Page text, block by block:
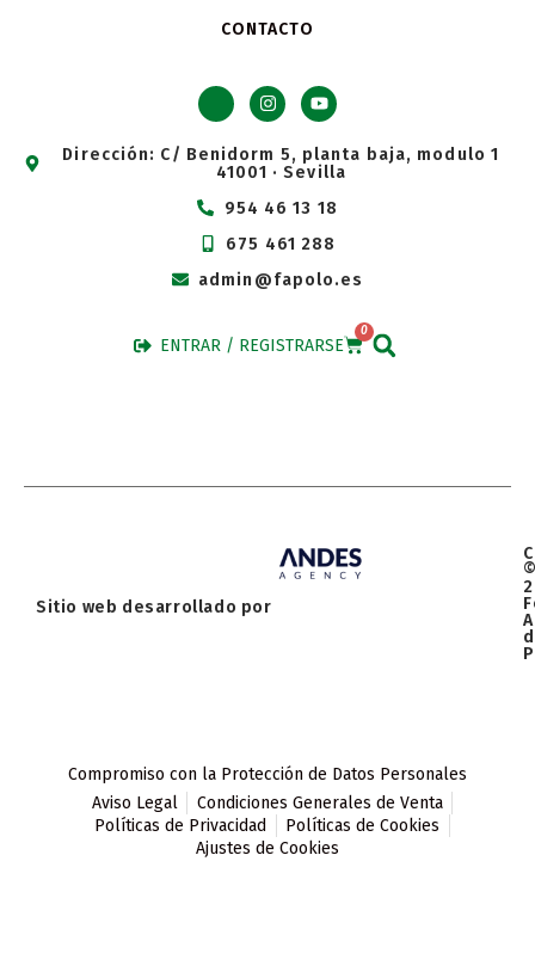
CONTACTO
Dirección: C/ Benidorm 5, planta baja, modulo 1
41001 · Sevilla
954 46 13 18
675 461 288
admin@fapolo.es
ENTRAR / REGISTRARSE
0
Sitio web desarrollado por
Compromiso con la Protección de Datos Personales
Aviso Legal
Condiciones Generales de Venta
Políticas de Privacidad
Políticas de Cookies
Ajustes de Cookies